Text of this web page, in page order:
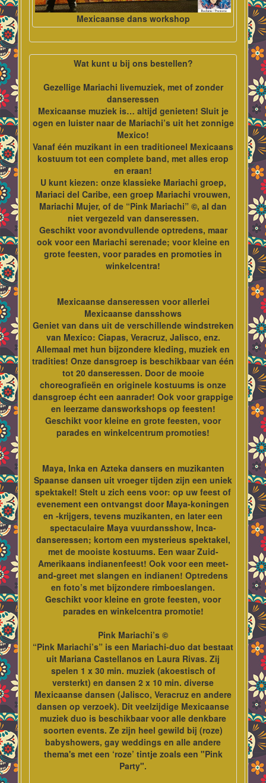
Mexicaanse dans workshop
Wat kunt u bij ons bestellen?
Gezellige Mariachi livemuziek, met of zonder
danseressen
Mexicaanse muziek is… altijd genieten! Sluit je
ogen en luister naar de Mariachi’s uit het zonnige
Mexico!
Vanaf één muzikant in een traditioneel Mexicaans
kostuum tot een complete band, met alles erop
en eraan!
U kunt kiezen: onze klassieke Mariachi groep,
Mariaci del Caribe, een groep Mariachi vrouwen,
Mariachi Mujer, of de “Pink Mariachi” ©, al dan
niet vergezeld van danseressen.
Geschikt voor avondvullende optredens, maar
ook voor een Mariachi serenade; voor kleine en
grote feesten, voor parades en promoties in
winkelcentra!
Mexicaanse danseressen voor allerlei
Mexicaanse dansshows
Geniet van dans uit de verschillende windstreken
van Mexico: Ciapas, Veracruz, Jalisco, enz.
Allemaal met hun bijzondere kleding, muziek en
tradities! Onze dansgroep is beschikbaar van één
tot 20 danseressen. Door de mooie
choreografieën en originele kostuums is onze
dansgroep écht een aanrader! Ook voor grappige
en leerzame dansworkshops op feesten!
Geschikt voor kleine en grote feesten, voor
parades en winkelcentrum promoties!
Maya, Inka en Azteka dansers en muzikanten
Spaanse dansen uit vroeger tijden zijn een uniek
spektakel! Stelt u zich eens voor: op uw feest of
evenement een ontvangst door Maya-koningen
en -krijgers, tevens muzikanten, en later een
spectaculaire Maya vuurdansshow, Inca-
danseressen; kortom een mysterieus spektakel,
met de mooiste kostuums. Een waar Zuid-
Amerikaans indianenfeest! Ook voor een meet-
and-greet met slangen en indianen! Optredens
en foto’s met bijzondere rimboeslangen.
Geschikt voor kleine en grote feesten, voor
parades en winkelcentra promotie!
Pink Mariachi’s ©
“Pink Mariachi’s” is een Mariachi-duo dat bestaat
uit Mariana Castellanos en Laura Rivas. Zij
spelen 1 x 30 min. muziek (akoestisch of
versterkt) en dansen 2 x 10 min. diverse
Mexicaanse dansen (Jalisco, Veracruz en andere
dansen op verzoek). Dit veelzijdige Mexicaanse
muziek duo is beschikbaar voor alle denkbare
soorten events. Ze zijn heel gewild bij (roze)
babyshowers, gay weddings en alle andere
thema's met een ‘roze’ tintje zoals een "Pink
Party".